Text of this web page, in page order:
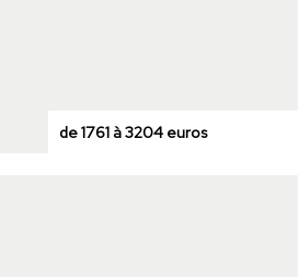
de 1761 à 3204 euros